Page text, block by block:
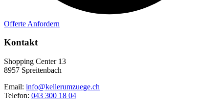
Offerte Anfordern
Kontakt
Shopping Center 13
8957 Spreitenbach
Email: info@kellerumzuege.ch
Telefon: 043 300 18 04